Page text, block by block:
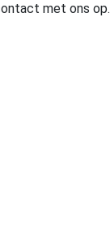
met ons op.